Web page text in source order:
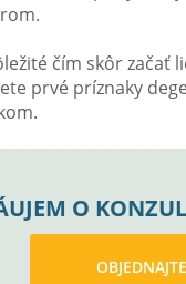
čím skôr začať
prvé príznaky
O